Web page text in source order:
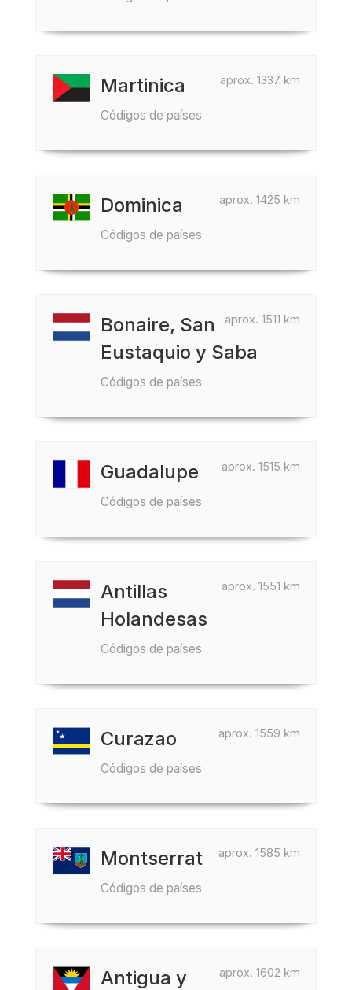
aprox. 1337 km
Martinica
Códigos de países
aprox. 1425 km
Dominica
Códigos de países
aprox. 1511 km
Bonaire, San
Eustaquio y Saba
Códigos de países
aprox. 1515 km
Guadalupe
Códigos de países
aprox. 1551 km
Antillas
Holandesas
Códigos de países
aprox. 1559 km
Curazao
Códigos de países
aprox. 1585 km
Montserrat
Códigos de países
aprox. 1602 km
Antigua y